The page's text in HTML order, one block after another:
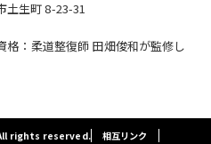
土生町 8-23-31
：柔道整復師 田畑俊和が監修し
rights reserved. 相互リンク